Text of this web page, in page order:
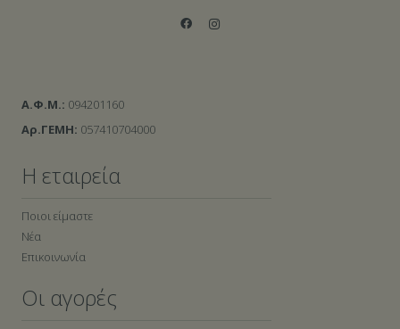
Α.Φ.Μ.: 094201160
Αρ.ΓΕΜΗ: 057410704000
Η εταιρεία
Ποιοι είμαστε
Νέα
Επικοινωνία
Οι αγορές